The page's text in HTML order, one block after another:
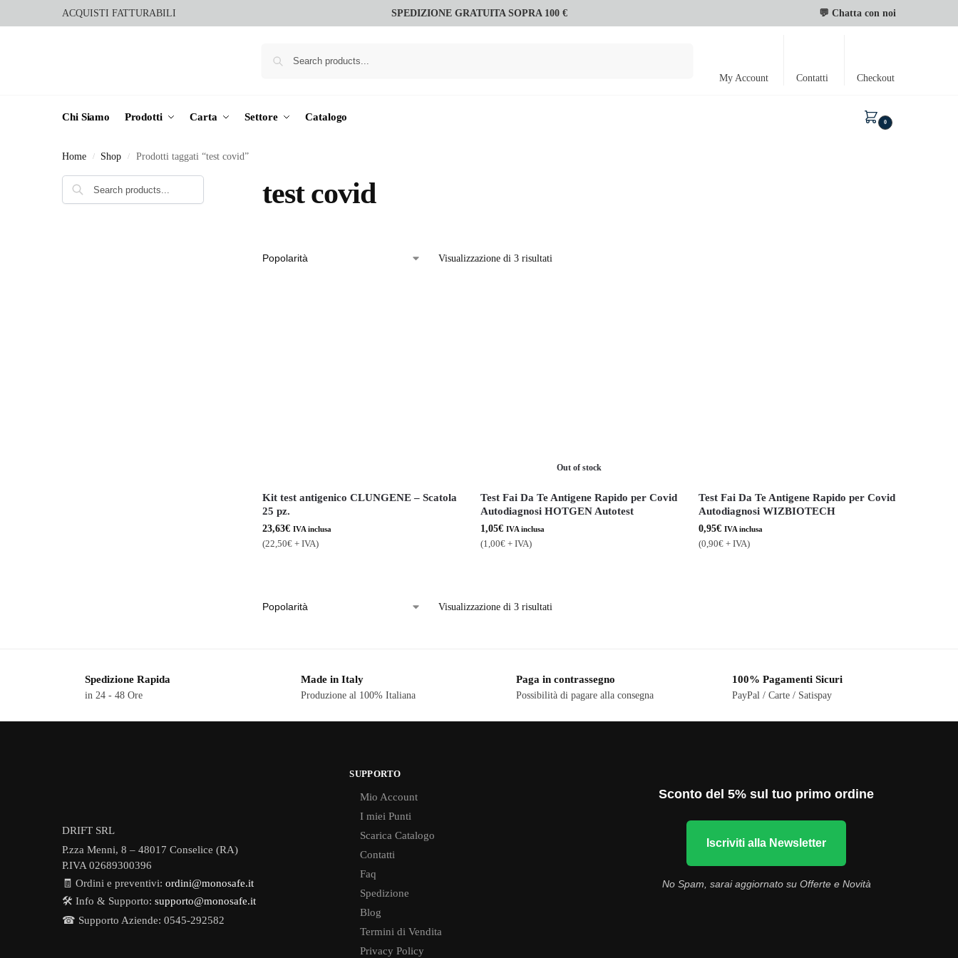
ACQUISTI FATTURABILI SPEDIZIONE GRATUITA SOPRA 100 € 💬 Chatta con noi
My Account Contatti Checkout
Chi Siamo Prodotti Carta Settore Catalogo 0
Home / Shop / Prodotti taggati “test covid”
test covid
Visualizzazione di 3 risultati
Kit test antigenico CLUNGENE – Scatola
25 pz.
23,63€ IVA inclusa
(22,50€+ IVA)
Out of stock
Test Fai Da Te Antigene Rapido per Covid
Autodiagnosi HOTGEN Autotest
1,05€ IVA inclusa
(1,00€+ IVA)
Test Fai Da Te Antigene Rapido per Covid
Autodiagnosi WIZBIOTECH
0,95€ IVA inclusa
(0,90€ + IVA)
Visualizzazione di 3 risultati
Spedizione Rapida
in 24 - 48 Ore
Made in Italy
Produzione al 100% Italiana
Paga in contrassegno
Possibilità di pagare alla consegna
100% Pagamenti Sicuri
PayPal / Carte / Satispay
DRIFT SRL
P.zza Menni, 8 – 48017 Conselice (RA)
P.IVA 02689300396
🧾 Ordini e preventivi: ordini@monosafe.it
🛠️ Info & Supporto: supporto@monosafe.it
☎ Supporto Aziende: 0545-292582
SUPPORTO
Mio Account
I miei Punti
Scarica Catalogo
Contatti
Faq
Spedizione
Blog
Termini di Vendita
Privacy Policy
Sconto del 5% sul tuo primo ordine
Iscriviti alla Newsletter
No Spam, sarai aggiornato su Offerte e Novità